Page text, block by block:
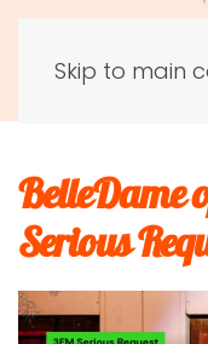
Skip to main
BelleDame
Serious